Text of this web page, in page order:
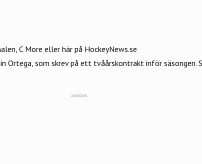
C More eller här på HockeyNews.se
Ortega, som skrev på ett tvåårskontrakt inför säsongen.
ANNONS